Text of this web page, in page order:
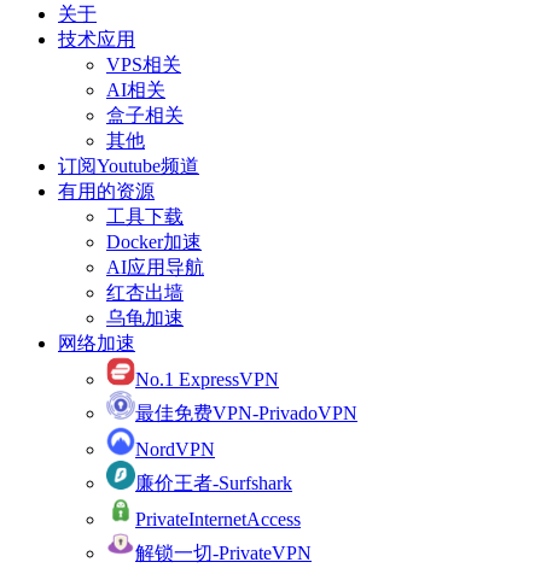
关于
技术应用
VPS相关
AI相关
盒子相关
其他
订阅Youtube频道
有用的资源
工具下载
Docker加速
AI应用导航
红杏出墙
乌龟加速
网络加速
No.1 ExpressVPN
最佳免费VPN-PrivadoVPN
NordVPN
廉价王者-Surfshark
PrivateInternetAccess
解锁一切-PrivateVPN